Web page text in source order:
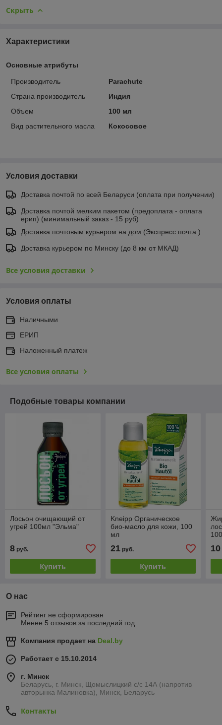
Скрыть
Характеристики
Основные атрибуты
Производитель
Parachute
Страна производитель
Индия
Объем
100 мл
Вид растительного масла
Кокосовое
Условия доставки
Доставка почтой по всей Беларуси (оплата при получении)
Доставка почтой мелким пакетом (предоплата - оплата
ерип) (минимальный заказ - 15 руб)
Доставка почтовым курьером на дом (Экспресс почта )
Доставка курьером по Минску (до 8 км от МКАД)
Все условия доставки
Условия оплаты
Наличными
ЕРИП
Наложенный платеж
Все условия оплаты
Подобные товары компании
Лосьон очищающий от
угрей 100мл "Эльма"
8 руб.
Купить
Kneipp Органическое
био-масло для кожи, 100
мл
21руб.
Купить
10
О нас
Рейтинг не сформирован
Менее 5 отзывов за последний год
Компания продает на Deal.by
Работает с 15.10.2014
г. Минск
Беларусь, г. Минск, Щомыслицкий с/с 14А (напротив
авторынка Малиновка), Минск, Беларусь
Контакты